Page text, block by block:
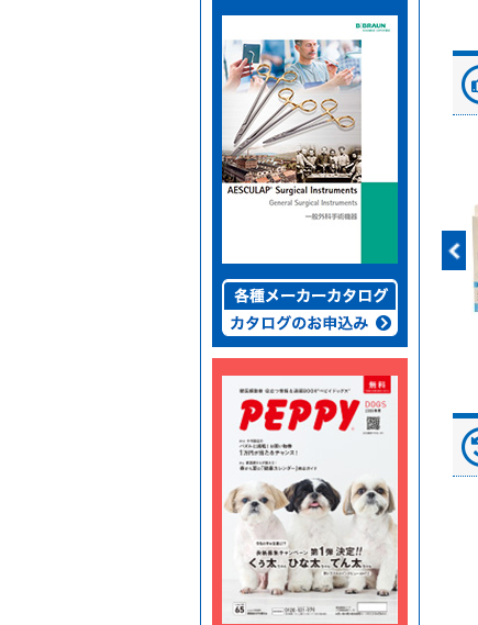
◆劇)ｲｿﾌﾙﾗﾝ吸入麻酔
液｢VTRS｣ ｳﾞｨｱﾄﾘｽ...
ペピイマジカルシーツ
（中厚型ペットシー
ツ）